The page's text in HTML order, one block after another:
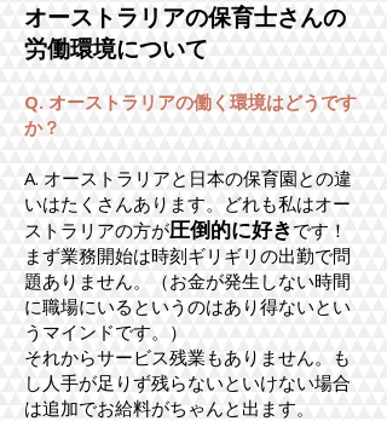
オーストラリアの保育士さんの
労働環境について
Q. オーストラリアの働く環境はどうです
か？
A. オーストラリアと日本の保育園との違
いはたくさんあります。どれも私はオー
ストラリアの方が圧倒的に好きです！
まず業務開始は時刻ギリギリの出勤で問
題ありません。（お金が発生しない時間
に職場にいるというのはあり得ないとい
うマインドです。）
それからサービス残業もありません。も
し人手が足りず残らないといけない場合
は追加でお給料がちゃんと出ます。